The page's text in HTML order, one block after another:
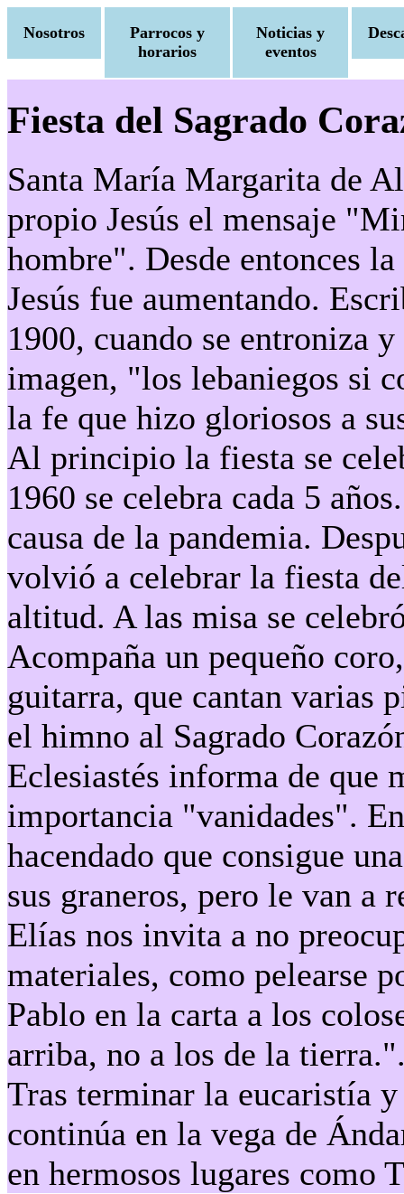
Nosotros
Parrocos y
horarios
Noticias y
eventos
Fiesta del Sagrado
Santa María Margarita de
propio Jesús el mensaje
hombre". Desde entonces
Jesús fue aumentando.
1900, cuando se entroniza
imagen, "los lebaniegos si
la fe que hizo gloriosos a
Al principio la fiesta se
1960 se celebra cada 5
causa de la pandemia.
volvió a celebrar la fiesta
altitud. A las misa se
Acompaña un pequeño
guitarra, que cantan varias
el himno al Sagrado
Eclesiastés informa de que
importancia "vanidades".
hacendado que consigue
sus graneros, pero le van a
Elías nos invita a no
materiales, como pelearse
Pablo en la carta a los
arriba, no a los de la
Tras terminar la eucaristía
continúa en la vega de
en hermosos lugares como